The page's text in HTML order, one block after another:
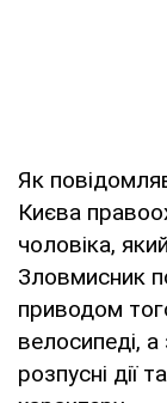
Як
Києва
чоловіка, який
Зловмисник
приводом
велосипеді,
розпусні дії